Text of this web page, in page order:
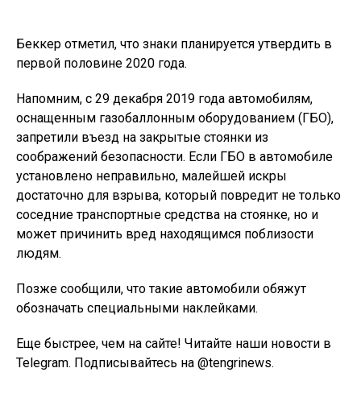
Беккер отметил, что знаки планируется утвердить в
первой половине 2020 года.
Напомним, с 29 декабря 2019 года автомобилям,
оснащенным газобаллонным оборудованием (ГБО),
запретили въезд на закрытые стоянки из
соображений безопасности. Если ГБО в автомобиле
установлено неправильно, малейшей искры
достаточно для взрыва, который повредит не только
соседние транспортные средства на стоянке, но и
может причинить вред находящимся поблизости
людям.
Позже сообщили, что такие автомобили обяжут
обозначать специальными наклейками.
Еще быстрее, чем на сайте! Читайте наши новости в
Telegram. Подписывайтесь на @tengrinews.